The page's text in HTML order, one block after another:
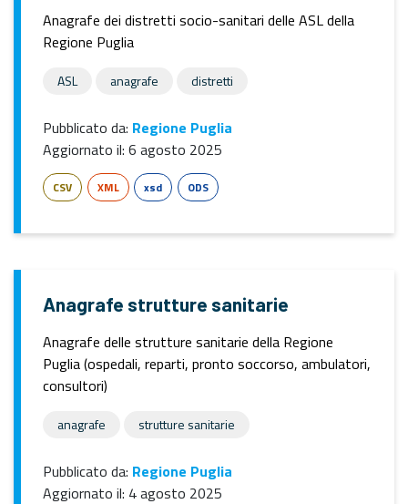
Anagrafe dei distretti socio-sanitari delle ASL della
Regione Puglia
ASL anagrafe distretti
Pubblicato da: Regione Puglia
Aggiornato il: 6 agosto 2025
CSV XML xsd ODS
Anagrafe strutture sanitarie
Anagrafe delle strutture sanitarie della Regione
Puglia (ospedali, reparti, pronto soccorso, ambulatori,
consultori)
anagrafe strutture sanitarie
Pubblicato da: Regione Puglia
Aggiornato il: 4 agosto 2025